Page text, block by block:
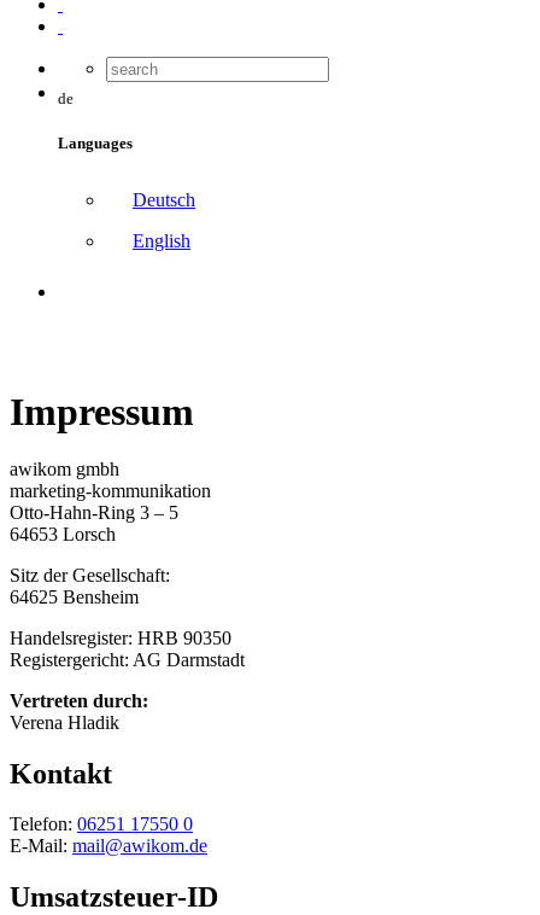
de
Languages
Deutsch
English
Impressum
awikom gmbh
marketing-kommunikation
Otto-Hahn-Ring 3 – 5
64653 Lorsch
Sitz der Gesellschaft:
64625 Bensheim
Handelsregister: HRB 90350
Registergericht: AG Darmstadt
Vertreten durch:
Verena Hladik
Kontakt
Telefon: 06251 17550 0
E-Mail: mail@awikom.de
Umsatzsteuer-ID